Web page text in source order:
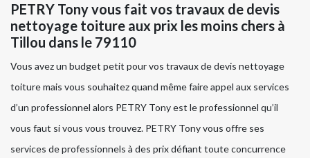
PETRY Tony vous fait vos travaux de devis
nettoyage toiture aux prix les moins chers à
Tillou dans le 79110
Vous avez un budget petit pour vos travaux de devis nettoyage
toiture mais vous souhaitez quand même faire appel aux services
d’un professionnel alors PETRY Tony est le professionnel qu’il
vous faut si vous vous trouvez. PETRY Tony vous offre ses
services de professionnels à des prix défiant toute concurrence